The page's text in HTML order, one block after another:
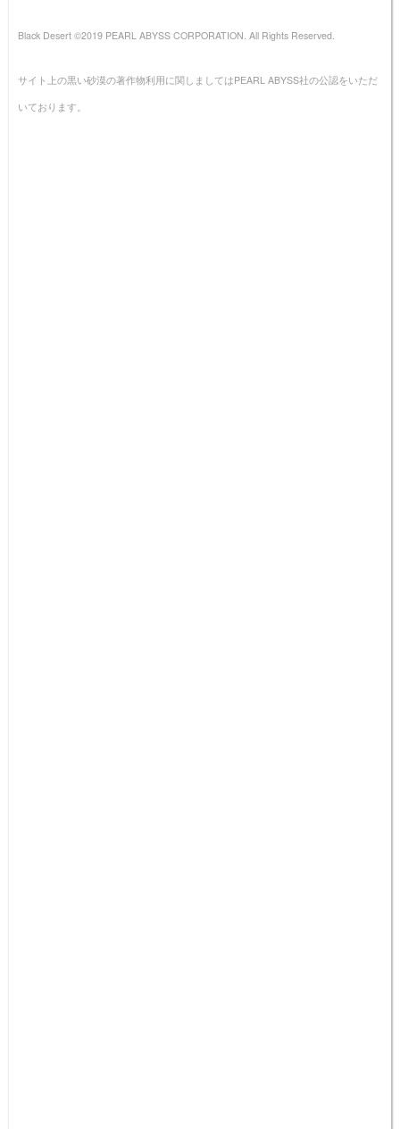
Black Desert ©2019 PEARL ABYSS CORPORATION. All Rights Reserved.
サイト上の黒い砂漠の著作物利用に関しましてはPEARL ABYSS社の公認をいただ
いております。